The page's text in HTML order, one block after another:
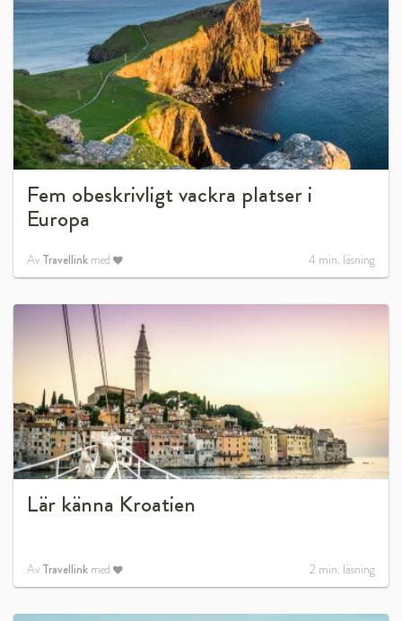
Fem obeskrivligt vackra platser i
Europa
Av Travellink med 4 min. läsning
Lär känna Kroatien
Av Travellink med 2 min. läsning